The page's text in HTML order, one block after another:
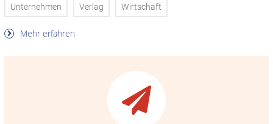
Unternehmen Verlag Wirtschaft
Mehr erfahren